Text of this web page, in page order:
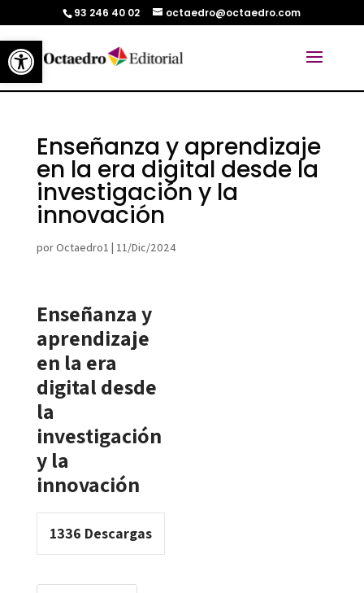
Abrir barra de herramientas
93 246 40 02 octaedro@octaedro.com
Enseñanza y aprendizaje
en la era digital desde la
investigación y la
innovación
porOctaedro1 | 11/Dic/2024
Enseñanza y
aprendizaje
en la era
digital desde
la
investigación
y la
innovación
1336 Descargas